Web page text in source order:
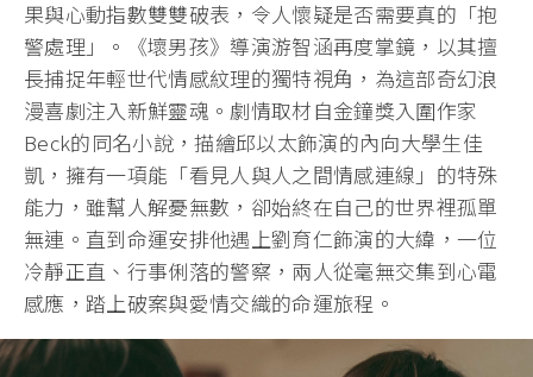
果與心動指數雙雙破表，令人懷疑是否需要真的「抱
警處理」。《壞男孩》導演游智涵再度掌鏡，以其擅
長捕捉年輕世代情感紋理的獨特視角，為這部奇幻浪
漫喜劇注入新鮮靈魂。劇情取材自金鐘獎入圍作家
Beck的同名小說，描繪邱以太飾演的內向大學生佳
凱，擁有一項能「看見人與人之間情感連線」的特殊
能力，雖幫人解憂無數，卻始終在自己的世界裡孤單
無連。直到命運安排他遇上劉育仁飾演的大緯，一位
冷靜正直、行事俐落的警察，兩人從毫無交集到心電
感應，踏上破案與愛情交織的命運旅程。